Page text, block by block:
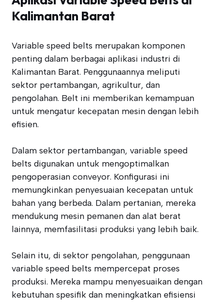
Kalimantan Barat
Variable speed belts merupakan komponen
penting dalam berbagai aplikasi industri di
Kalimantan Barat. Penggunaannya meliputi
sektor pertambangan, agrikultur, dan
pengolahan. Belt ini memberikan kemampuan
untuk mengatur kecepatan mesin dengan lebih
efisien.
Dalam sektor pertambangan, variable speed
belts digunakan untuk mengoptimalkan
pengoperasian conveyor. Konfigurasi ini
memungkinkan penyesuaian kecepatan untuk
bahan yang berbeda. Dalam pertanian, mereka
mendukung mesin pemanen dan alat berat
lainnya, memfasilitasi produksi yang lebih baik.
Selain itu, di sektor pengolahan, penggunaan
variable speed belts mempercepat proses
produksi. Mereka mampu menyesuaikan dengan
kebutuhan spesifik dan meningkatkan efisiensi